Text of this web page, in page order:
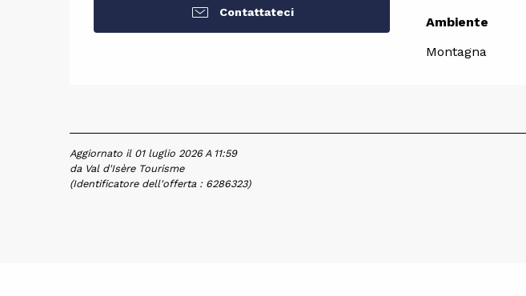
Contattateci
Ambiente
Ambiente
Montagna
Aggiornato il 01 luglio 2026 A 11:59
da Val d'Isère Tourisme
(Identificatore dell'offerta : 6286323)